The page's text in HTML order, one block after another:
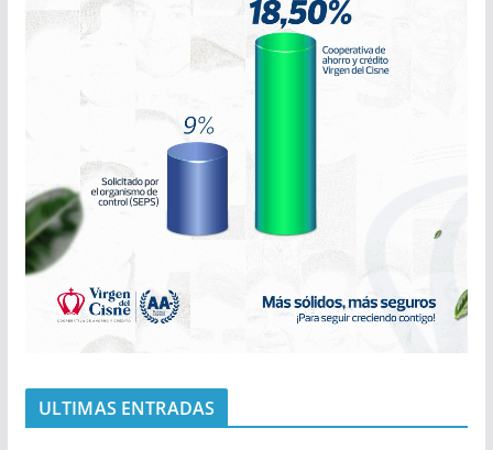
ULTIMAS ENTRADAS